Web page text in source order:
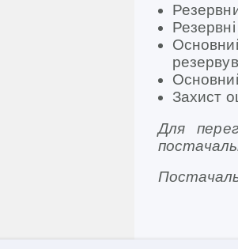
Захист
Для